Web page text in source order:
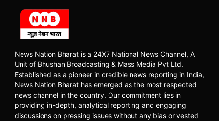
News Nation Bharat is a 24X7 National News Channel, A
Unit of Bhushan Broadcasting & Mass Media Pvt Ltd.
Established as a pioneer in credible news reporting in India,
News Nation Bharat has emerged as the most respected
news channel in the country. Our commitment lies in
providing in-depth, analytical reporting and engaging
discussions on pressing issues without any bias or vested